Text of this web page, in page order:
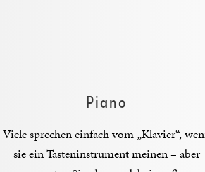
Piano
Viele sprechen einfach vom „Klavier“,
sie ein Tasteninstrument meinen – aber